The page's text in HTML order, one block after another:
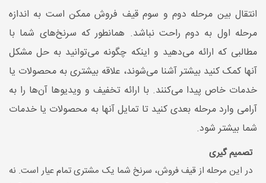
انتقال بین مرحله دوم و سوم قیف فروش ممکن است به اندازه
مرحله اول به دوم راحت نباشد. همانطور که سرنخ‌های شما با
مطالبی که ارائه می‌دهید و اینکه چگونه می‌توانید به حل مشکل
آنها کمک کنید بیشتر آشنا می‌شوند، علاقه بیشتری به محصولات یا
خدمات خاص پیدا می‌کنند. با ارائه تخفیف‌ و ویدیوها آن‌ها را به
آرامی وارد مرحله بعدی کنید تا تمایل آنها به محصولات یا خدمات
شما بیشتر شود.
تصمیم گیری
در این مرحله از قیف فروش، سرنخ شما یک مشتری تمام عیار است. نه